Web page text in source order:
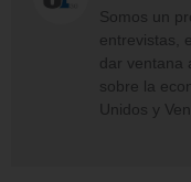
Somos un
entrevistas,
dar ventana
sobre la
Unidos y